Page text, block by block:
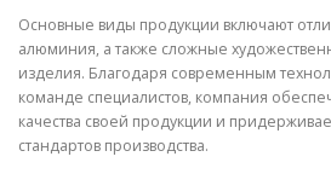
Основные виды продукции включают
алюминия, а также сложные
изделия. Благодаря современным
команде специалистов, компания
качества своей продукции и
стандартов производства.